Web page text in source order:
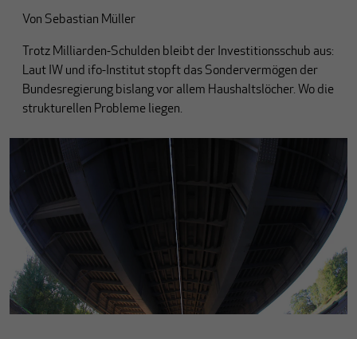
Von Sebastian Müller
Trotz Milliarden-Schulden bleibt der Investitionsschub aus:
Laut IW und ifo-Institut stopft das Sondervermögen der
Bundesregierung bislang vor allem Haushaltslöcher. Wo die
strukturellen Probleme liegen.